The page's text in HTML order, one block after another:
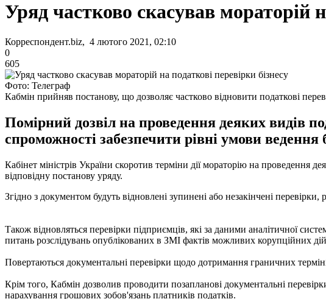
Уряд частково скасував мораторій
Корреспондент.biz, 4 лютого 2021, 02:10
0
605
Фото: Телеграф
Кабмін прийняв постанову, що дозволяє частково відновити податкові
Помірний дозвіл на проведення деяких видів
спроможності забезпечити рівні умови
Кабінет міністрів України скоротив терміни дії мораторію на проведення
відповідну постанову уряду.
Згідно з документом будуть відновлені зупинені або незакінчені
Також відновляться перевірки підприємців, які за даними аналітичної
питань розслідувань опублікованих в ЗМІ фактів можливих корупційних
Повертаються документальні перевірки щодо дотримання граничних
Крім того, Кабмін дозволив проводити позапланові документальні
нарахування грошових зобов'язань платників податків.